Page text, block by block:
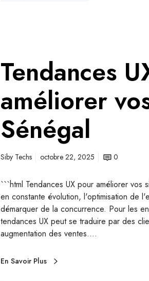
Tendances
améliorer
Sénégal
Siby Techs octobre 22, 2025 0
```html Tendances UX pour améliorer vos
en constante évolution, l'optimisation de
démarquer de la concurrence. Pour les
tendances UX peut se traduire par des
augmentation des ventes.…
En Savoir Plus